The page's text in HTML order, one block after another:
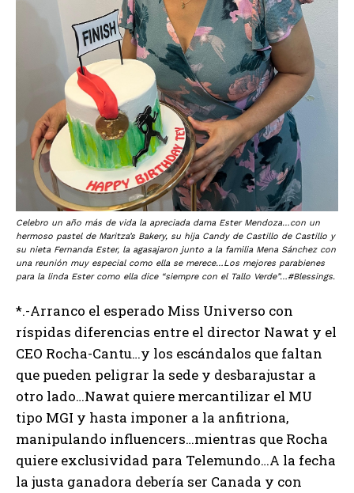
Celebro un año más de vida la apreciada dama Ester Mendoza…con un
hermoso pastel de Maritza’s Bakery, su hija Candy de Castillo de Castillo y
su nieta Fernanda Ester, la agasajaron junto a la familia Mena Sánchez con
una reunión muy especial como ella se merece…Los mejores parabienes
para la linda Ester como ella dice “siempre con el Tallo Verde”…#Blessings.
*.-Arranco el esperado Miss Universo con
ríspidas diferencias entre el director Nawat y el
CEO Rocha-Cantu…y los escándalos que faltan
que pueden peligrar la sede y desbarajustar a
otro lado…Nawat quiere mercantilizar el MU
tipo MGI y hasta imponer a la anfitriona,
manipulando influencers…mientras que Rocha
quiere exclusividad para Telemundo…A la fecha
la justa ganadora debería ser Canada y con